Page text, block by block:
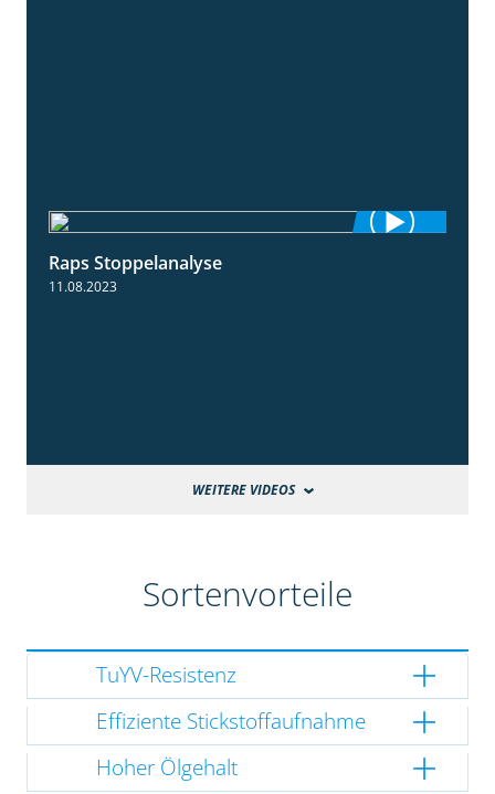
Raps Stoppelanalyse
11.08.2023
WEITERE VIDEOS
Sortenvorteile
TuYV-Resistenz
Effiziente Stickstoffaufnahme
Hoher Ölgehalt